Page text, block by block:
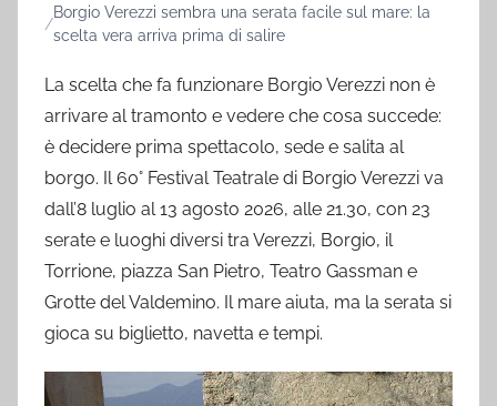
Borgio Verezzi sembra una serata facile sul mare: la
scelta vera arriva prima di salire
La scelta che fa funzionare Borgio Verezzi non è
arrivare al tramonto e vedere che cosa succede:
è decidere prima spettacolo, sede e salita al
borgo. Il 60° Festival Teatrale di Borgio Verezzi va
dall’8 luglio al 13 agosto 2026, alle 21.30, con 23
serate e luoghi diversi tra Verezzi, Borgio, il
Torrione, piazza San Pietro, Teatro Gassman e
Grotte del Valdemino. Il mare aiuta, ma la serata si
gioca su biglietto, navetta e tempi.